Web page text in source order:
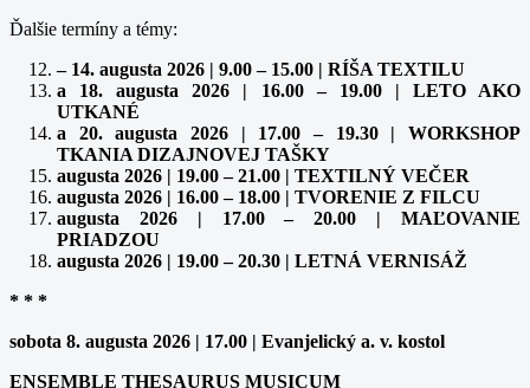
Ďalšie termíny a témy:
– 14. augusta 2026 | 9.00 – 15.00 | RÍŠA TEXTILU
a 18. augusta 2026 | 16.00 – 19.00 | LETO AKO
UTKANÉ
a 20. augusta 2026 | 17.00 – 19.30 | WORKSHOP
TKANIA DIZAJNOVEJ TAŠKY
augusta 2026 | 19.00 – 21.00 | TEXTILNÝ VEČER
augusta 2026 | 16.00 – 18.00 | TVORENIE Z FILCU
augusta 2026 | 17.00 – 20.00 | MAĽOVANIE
PRIADZOU
augusta 2026 | 19.00 – 20.30 | LETNÁ VERNISÁŽ
* * *
sobota 8. augusta 2026 | 17.00 | Evanjelický a. v. kostol
ENSEMBLE THESAURUS MUSICUM